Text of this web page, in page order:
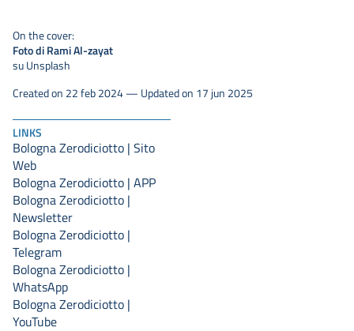
LINKS
Bologna Zerodiciotto | Sito
Web
Bologna Zerodiciotto | APP
Bologna Zerodiciotto |
Newsletter
Bologna Zerodiciotto |
Telegram
Bologna Zerodiciotto |
WhatsApp
Bologna Zerodiciotto |
YouTube
On the cover:
Foto di Rami Al-zayat
su Unsplash
Created on 22 feb 2024 — Updated on 17 jun 2025